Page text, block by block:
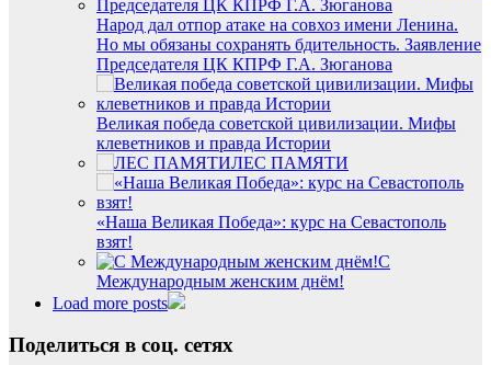
Народ дал отпор атаке на совхоз имени Ленина.
Но мы обязаны сохранять бдительность. Заявление
Председателя ЦК КПРФ Г.А. Зюганова
Великая победа советской цивилизации. Мифы
клеветников и правда Истории
ЛЕС ПАМЯТИ
«Наша Великая Победа»: курс на Севастополь
взят!
С
Международным женским днём!
Load more posts
Поделиться в соц. сетях